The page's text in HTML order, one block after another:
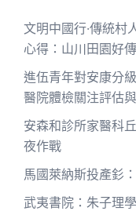
文明中國行·傳統村
心得：山川田園好
進伍青年對安康分
醫院體檢關注評估
安森和診所家醫科
夜作戰
馬國萊納斯投產釤
武夷書院：朱子理